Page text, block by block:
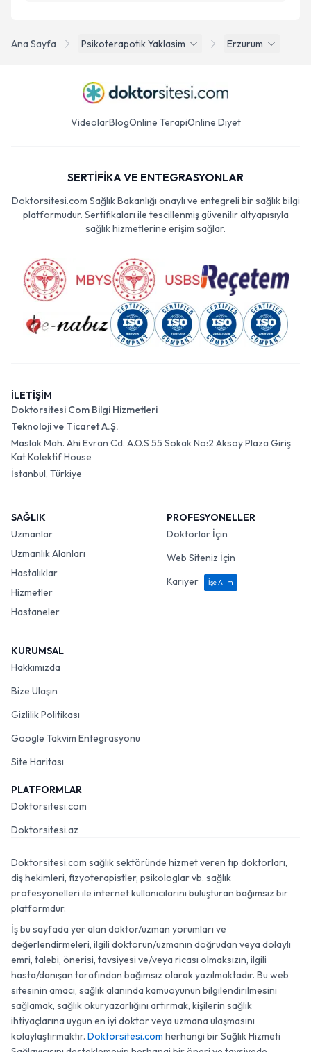
Ana Sayfa Psikoterapotik Yaklasim Erzurum
VideolarBlogOnline TerapiOnline Diyet
SERTİFİKA VE ENTEGRASYONLAR
Doktorsitesi.com Sağlık Bakanlığı onaylı ve entegreli bir sağlık bilgi
platformudur. Sertifikaları ile tescillenmiş güvenilir altyapısıyla
sağlık hizmetlerine erişim sağlar.
İLETİŞİM
Doktorsitesi Com Bilgi Hizmetleri
Teknoloji ve Ticaret A.Ş.
Maslak Mah. Ahi Evran Cd. A.O.S 55 Sokak No:2 Aksoy Plaza Giriş
Kat Kolektif House
İstanbul, Türkiye
SAĞLIK
Uzmanlar
Uzmanlık Alanları
Hastalıklar
Hizmetler
Hastaneler
PROFESYONELLER
Doktorlar İçin
Web Siteniz İçin
Kariyer
İşe Alım
KURUMSAL
Hakkımızda
Bize Ulaşın
Gizlilik Politikası
Google Takvim Entegrasyonu
Site Haritası
PLATFORMLAR
Doktorsitesi.com
Doktorsitesi.az
Doktorsitesi.com sağlık sektöründe hizmet veren tıp doktorları,
diş hekimleri, fizyoterapistler, psikologlar vb. sağlık
profesyonelleri ile internet kullanıcılarını buluşturan bağımsız bir
platformdur.
İş bu sayfada yer alan doktor/uzman yorumları ve
değerlendirmeleri, ilgili doktorun/uzmanın doğrudan veya dolaylı
emri, talebi, önerisi, tavsiyesi ve/veya ricası olmaksızın, ilgili
hasta/danışan tarafından bağımsız olarak yazılmaktadır. Bu web
sitesinin amacı, sağlık alanında kamuoyunun bilgilendirilmesini
sağlamak, sağlık okuryazarlığını artırmak, kişilerin sağlık
ihtiyaçlarına uygun en iyi doktor veya uzmana ulaşmasını
kolaylaştırmaktır. Doktorsitesi.com herhangi bir Sağlık Hizmeti